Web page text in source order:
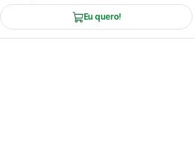
Eu quero!